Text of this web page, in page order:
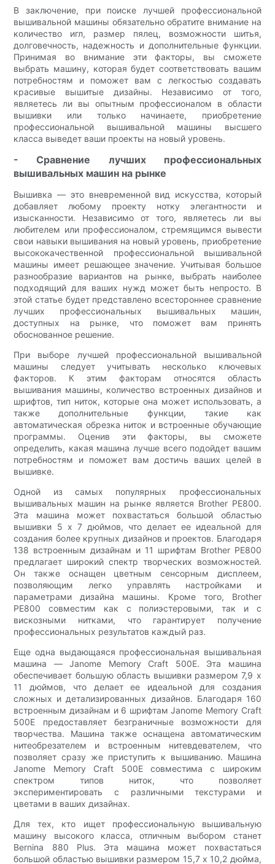
В заключение, при поиске лучшей профессиональной
вышивальной машины обязательно обратите внимание на
количество игл, размер пялец, возможности шитья,
долговечность, надежность и дополнительные функции.
Принимая во внимание эти факторы, вы сможете
выбрать машину, которая будет соответствовать вашим
потребностям и поможет вам с легкостью создавать
красивые вышитые дизайны. Независимо от того,
являетесь ли вы опытным профессионалом в области
вышивки или только начинаете, приобретение
профессиональной вышивальной машины высшего
класса выведет ваши проекты на новый уровень.
- Сравнение лучших профессиональных
вышивальных машин на рынке
Вышивка — это вневременной вид искусства, который
добавляет любому проекту нотку элегантности и
изысканности. Независимо от того, являетесь ли вы
любителем или профессионалом, стремящимся вывести
свои навыки вышивания на новый уровень, приобретение
высококачественной профессиональной вышивальной
машины имеет решающее значение. Учитывая большое
разнообразие вариантов на рынке, выбрать наиболее
подходящий для ваших нужд может быть непросто. В
этой статье будет представлено всестороннее сравнение
лучших профессиональных вышивальных машин,
доступных на рынке, что поможет вам принять
обоснованное решение.
При выборе лучшей профессиональной вышивальной
машины следует учитывать несколько ключевых
факторов. К этим факторам относятся область
вышивания машины, количество встроенных дизайнов и
шрифтов, тип ниток, которые она может использовать, а
также дополнительные функции, такие как
автоматическая обрезка ниток и встроенные обучающие
программы. Оценив эти факторы, вы сможете
определить, какая машина лучше всего подойдет вашим
потребностям и поможет вам достичь ваших целей в
вышивке.
Одной из самых популярных профессиональных
вышивальных машин на рынке является Brother PE800.
Эта машина может похвастаться большой областью
вышивки 5 x 7 дюймов, что делает ее идеальной для
создания более крупных дизайнов и проектов. Благодаря
138 встроенным дизайнам и 11 шрифтам Brother PE800
предлагает широкий спектр творческих возможностей.
Он также оснащен цветным сенсорным дисплеем,
позволяющим легко управлять настройками и
параметрами дизайна машины. Кроме того, Brother
PE800 совместим как с полиэстеровыми, так и с
вискозными нитками, что гарантирует получение
профессиональных результатов каждый раз.
Еще одна выдающаяся профессиональная вышивальная
машина — Janome Memory Craft 500E. Эта машина
обеспечивает большую область вышивки размером 7,9 x
11 дюймов, что делает ее идеальной для создания
сложных и детализированных дизайнов. Благодаря 160
встроенным дизайнам и 6 шрифтам Janome Memory Craft
500E предоставляет безграничные возможности для
творчества. Машина также оснащена автоматическим
нитеобрезателем и встроенным нитевдевателем, что
позволяет сразу же приступить к вышиванию. Машина
Janome Memory Craft 500E совместима с широким
спектром типов ниток, что позволяет
экспериментировать с различными текстурами и
цветами в ваших дизайнах.
Для тех, кто ищет профессиональную вышивальную
машину высокого класса, отличным выбором станет
Bernina 880 Plus. Эта машина может похвастаться
большой областью вышивки размером 15,7 x 10,2 дюйма,